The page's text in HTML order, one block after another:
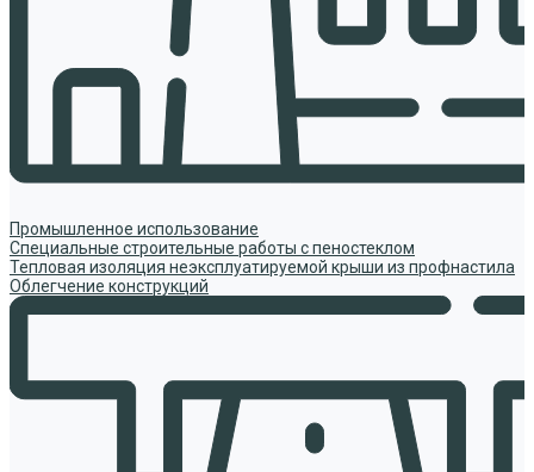
Промышленное использование
Специальные строительные работы с пеностеклом
Тепловая изоляция неэксплуатируемой крыши из профнастила
Облегчение конструкций